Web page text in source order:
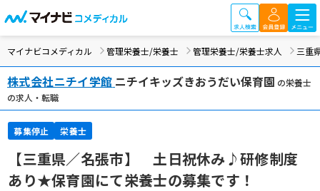
マイナビコメディカル 管理栄養士/栄養士 管理栄養士/栄養士求人 三重
株式会社ニチイ学館 ニチイキッズきおうだい保育園 の栄養士
の求人・転職
募集停止 栄養士
【三重県／名張市】 土日祝休み♪研修制度
あり★保育園にて栄養士の募集です！